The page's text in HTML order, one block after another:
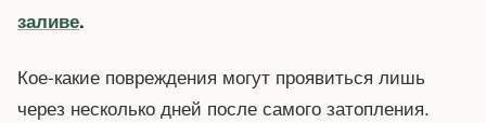
заливе.
Кое-какие повреждения могут проявиться лишь
через несколько дней после самого затопления.